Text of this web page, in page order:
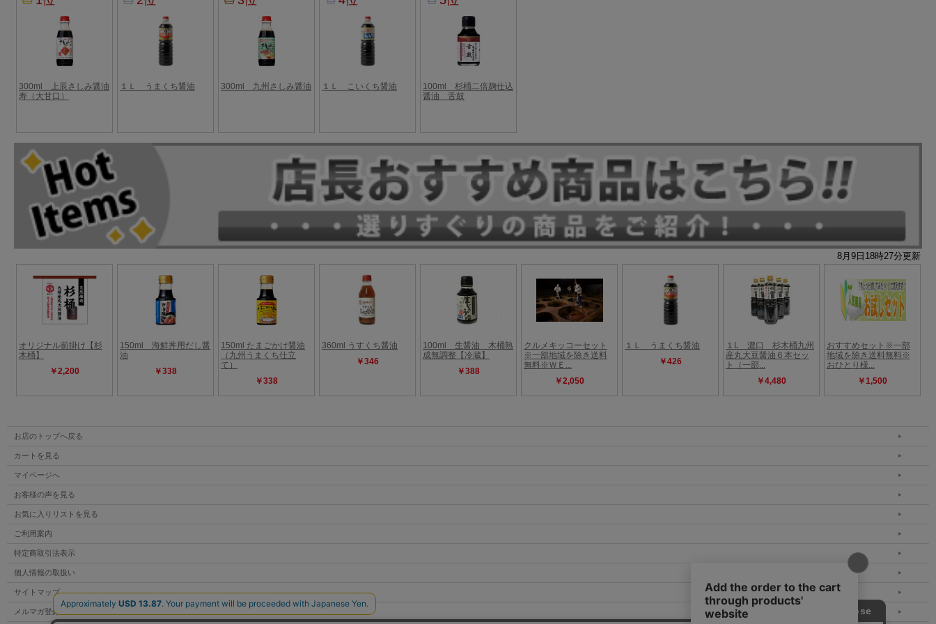
お店のトップへ戻る
カートを見る
マイページへ
お客様の声を見る
お気に入りリストを見る
ご利用案内
特定商取引法表示
個人情報の取扱い
サイトマップ
メルマガ登録